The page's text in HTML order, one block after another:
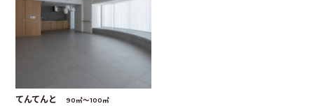
てんてんと 90㎡〜100㎡